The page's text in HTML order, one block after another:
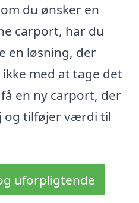
du ønsker en
carport, har du
en løsning, der
med at tage det
en ny carport, der
og tilføjer værdi til
uforpligtende